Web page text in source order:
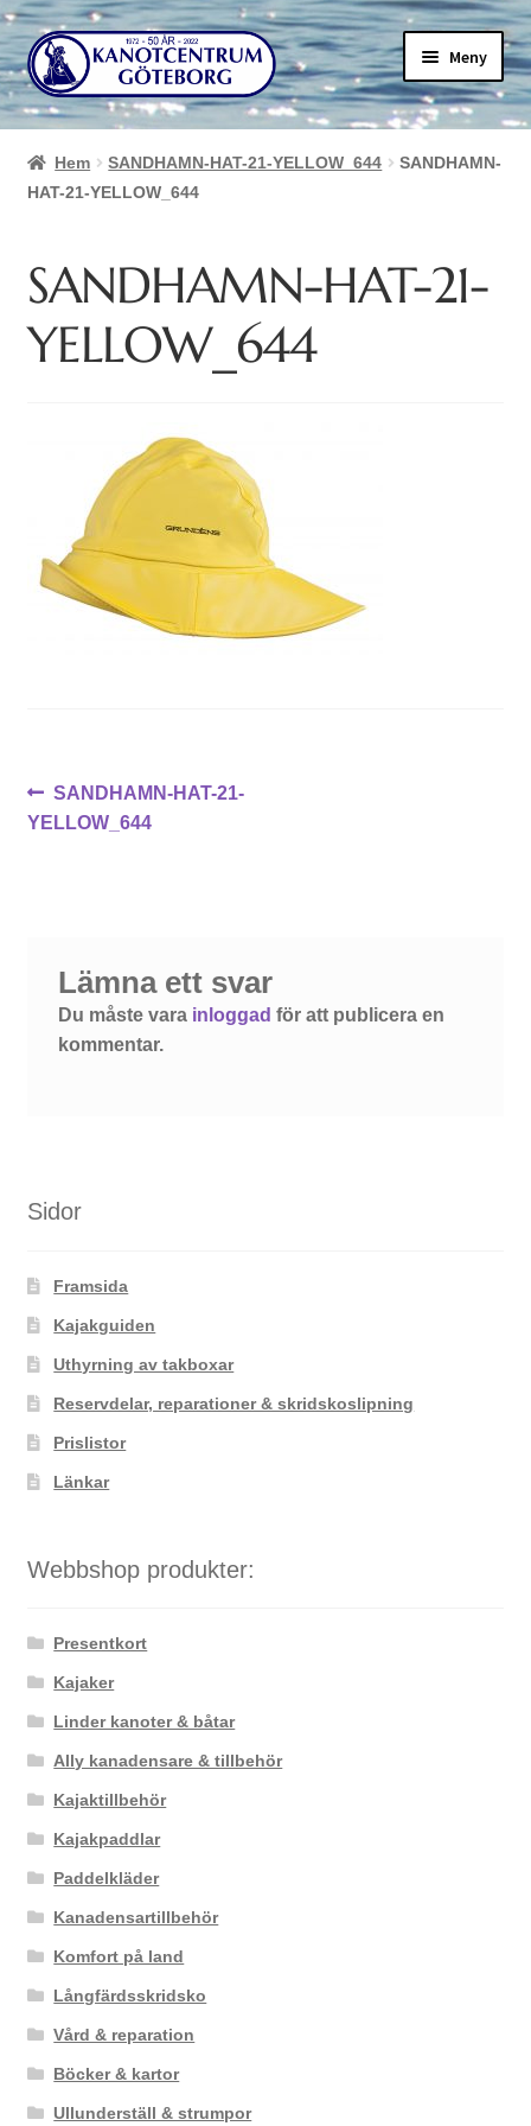
Hoppa
till
navigering
Hoppa
till
innehåll
Meny
Hem SANDHAMN-HAT-21-YELLOW_644
SANDHAMN-
HAT-21-YELLOW_644
SANDHAMN-HAT-21-
YELLOW_644
Inläggsnavigering
Föregående
inlägg:
SANDHAMN-HAT-21-
YELLOW_644
Lämna ett svar
Du måste vara inloggad för att publicera en
kommentar.
Sidor
Framsida
Kajakguiden
Uthyrning av takboxar
Reservdelar, reparationer & skridskoslipning
Prislistor
Länkar
Webbshop produkter:
Presentkort
Kajaker
Linder kanoter & båtar
Ally kanadensare & tillbehör
Kajaktillbehör
Kajakpaddlar
Paddelkläder
Kanadensartillbehör
Komfort på land
Långfärdsskridsko
Vård & reparation
Böcker & kartor
Ullunderställ & strumpor